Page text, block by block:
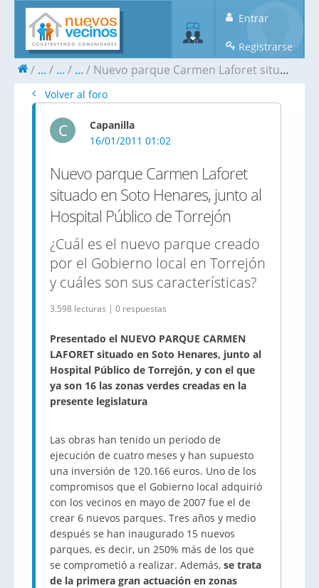
Entrar
Registrarse
... ... ... Nuevo parque Carmen Laforet situado en Soto Henares, junto al Hospital Público de Torrejón
Volver al foro
C
Capanilla
16/01/2011 01:02
Nuevo parque Carmen Laforet
situado en Soto Henares, junto al
Hospital Público de Torrejón
¿Cuál es el nuevo parque creado
por el Gobierno local en Torrejón
y cuáles son sus características?
3.598 lecturas | 0 respuestas
Presentado el NUEVO PARQUE CARMEN
LAFORET situado en Soto Henares, junto al
Hospital Público de Torrejón, y con el que
ya son 16 las zonas verdes creadas en la
presente legislatura
Las obras han tenido un periodo de
ejecución de cuatro meses y han supuesto
una inversión de 120.166 euros. Uno de los
compromisos que el Gobierno local adquirió
con los vecinos en mayo de 2007 fue el de
crear 6 nuevos parques. Tres años y medio
después se han inaugurado 15 nuevos
parques, es decir, un 250% más de los que
se comprometió a realizar. Además, se trata
de la primera gran actuación en zonas